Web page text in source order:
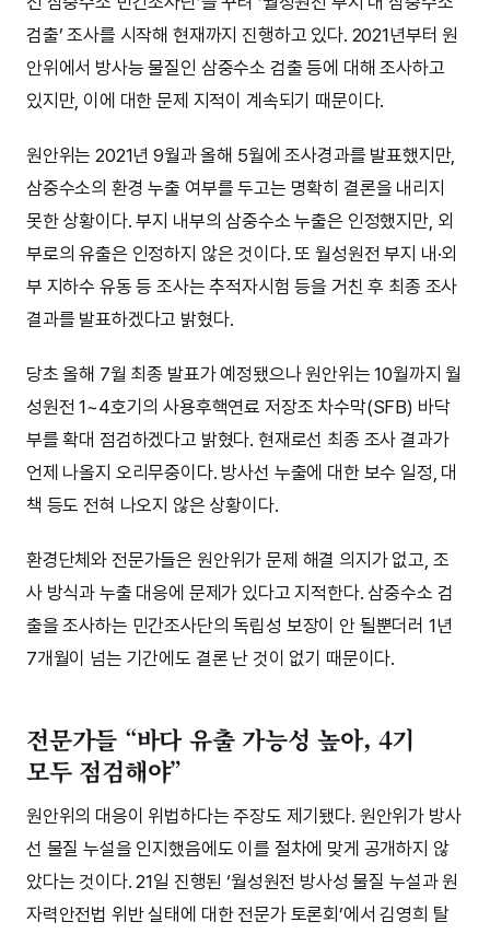
검출’ 조사를 시작해 현재까지 진행하고 있다. 2021년부터 원
안위에서 방사능 물질인 삼중수소 검출 등에 대해 조사하고
있지만, 이에 대한 문제 지적이 계속되기 때문이다.
원안위는 2021년 9월과 올해 5월에 조사경과를 발표했지만,
삼중수소의 환경 누출 여부를 두고는 명확히 결론을 내리지
못한 상황이다. 부지 내부의 삼중수소 누출은 인정했지만, 외
부로의 유출은 인정하지 않은 것이다. 또 월성원전 부지 내·외
부 지하수 유동 등 조사는 추적자시험 등을 거친 후 최종 조사
결과를 발표하겠다고 밝혔다.
당초 올해 7월 최종 발표가 예정됐으나 원안위는 10월까지 월
성원전 1~4호기의 사용후핵연료 저장조 차수막(SFB) 바닥
부를 확대 점검하겠다고 밝혔다. 현재로선 최종 조사 결과가
언제 나올지 오리무중이다. 방사선 누출에 대한 보수 일정, 대
책 등도 전혀 나오지 않은 상황이다.
환경단체와 전문가들은 원안위가 문제 해결 의지가 없고, 조
사 방식과 누출 대응에 문제가 있다고 지적한다. 삼중수소 검
출을 조사하는 민간조사단의 독립성 보장이 안 될뿐더러 1년
7개월이 넘는 기간에도 결론 난 것이 없기 때문이다.
전문가들 “바다 유출 가능성 높아, 4기
모두 점검해야”
원안위의 대응이 위법하다는 주장도 제기됐다. 원안위가 방사
선 물질 누설을 인지했음에도 이를 절차에 맞게 공개하지 않
았다는 것이다. 21일 진행된 ‘월성원전 방사성 물질 누설과 원
자력안전법 위반 실태에 대한 전문가 토론회’에서 김영희 탈